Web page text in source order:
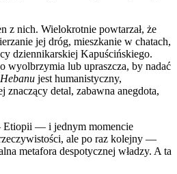
z nich. Wielokrotnie powtarzał, że
jej dróg, mieszkanie w chatach,
dziennikarskiej Kapuścińskiego.
wyolbrzymia lub upraszcza, by nadać
Hebanu jest humanistyczny,
detal, zabawna anegdota,
Etiopii — i jednym momencie
ale po raz kolejny —
metafora despotycznej władzy. A ta